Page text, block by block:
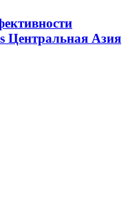
Центральная Азия